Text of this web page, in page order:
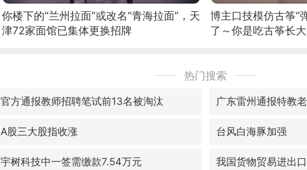
你楼下的“兰州拉面”或改名“青海拉面”，天
津72家面馆已集体更换招牌
博主口技模仿古筝“
了～你是吃古筝长
热门搜索
官方通报教师招聘笔试前13名被淘汰 广东雷州通报特教
A股三大股指收涨 台风白海豚加强
宇树科技中一签需缴款7.54万元 我国货物贸易进出